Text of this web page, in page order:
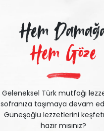
Hem
Hem Göze
Geleneksel Türk mutfağı
sofranıza taşımaya devam
Güneşoğlu lezzetlerini
hazır mısınız?